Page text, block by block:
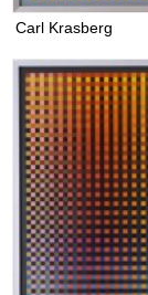
Carl Krasberg